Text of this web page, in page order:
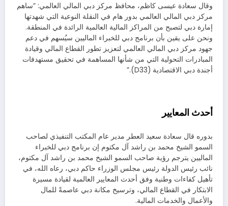
وقال سعادة عيسى كاظم، محافظ مركز دبي المالي العالمي: “ساهم
مركز دبي المالي العالمي بدور هام في النقلة النوعية التي شهدتها
إمارة دبي لتصبح من المراكز المالية العالمية الرائدة في المنطقة.
ونحن على يقين بأن برنامج دبي للخبراء الماليين سيُسهم في دعم
جهود مركز دبي المالي العالمي لتعزيز تطور القطاع المالي وقيادة
المبادرات التحولية التي من شأنها المساهمة في تحقيق مستهدفات
أجندة دبي الاقتصادية (D33).”
أحدث المعايير
بدوره قال سعادة سعيد العطر مدير عام المكتب التنفيذي لصاحب
السمو الشيخ محمد بن راشد آل مكتوم إن برنامج دبي للخبراء
الماليين يترجم رؤية صاحب السمو الشيخ محمد بن راشد آل مكتوم،
نائب رئيس الدولة رئيس مجلس الوزراء حاكم دبي، رعاه الله، في
تأهيل كفاءات وطنية وفق أحدث المعايير العالمية لقيادة مسيرة
الابتكار في القطاع المالي، وترسيخ مكانة دبي عاصمةً للمال
والأعمال والخدمات المالية.